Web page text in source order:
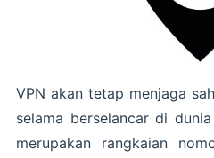
VPN akan tetap menjaga
selama berselancar di
merupakan rangkaian